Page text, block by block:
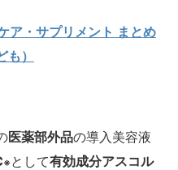
ア・サプリメント まとめ
）
医薬部外品の導入美容液
※ として有効成分アスコル